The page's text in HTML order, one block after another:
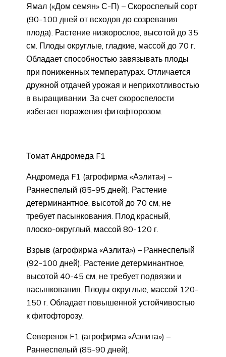
Ямал («Дом семян» С-П) – Скороспелый сорт
(90-100 дней от всходов до созревания
плода). Растение низкорослое, высотой до 35
см. Плоды округлые, гладкие, массой до 70 г.
Обладает способностью завязывать плоды
при пониженных температурах. Отличается
дружной отдачей урожая и неприхотливостью
в выращивании. За счет скороспелости
избегает поражения фитофторозом.
Томат Андромеда F1
Андромеда F1 (агрофирма «Аэлита») –
Раннеспелый (85-95 дней). Растение
детерминантное, высотой до 70 см, не
требует пасынкования. Плод красный,
плоско-округлый, массой 80-120 г.
Взрыв (агрофирма «Аэлита») – Раннеспелый
(92-100 дней). Растение детерминантное,
высотой 40-45 см, не требует подвязки и
пасынкования. Плоды округлые, массой 120-
150 г. Обладает повышенной устойчивостью
к фитофторозу.
Северенок F1 (агрофирма «Аэлита») –
Раннеспелый (85-90 дней),